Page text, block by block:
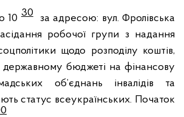
1030
за адресою: вул. Фролівська
робочої групи з надання
щодо розподілу коштів,
бюджеті на фінансову
об’єднань інвалідів та
статус всеукраїнських. Початок